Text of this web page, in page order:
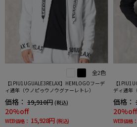
全2色
【1PIU1UGUALE3RELAX】HEMLOGOフーデ
ィ通年（ウノピゥウノウグァーレトレ）
価格： 19,910円 (税込)
20%off
WEB価格： 15,928円 (税込)
【
ディ通年
価格：
20%off
WEB価格：